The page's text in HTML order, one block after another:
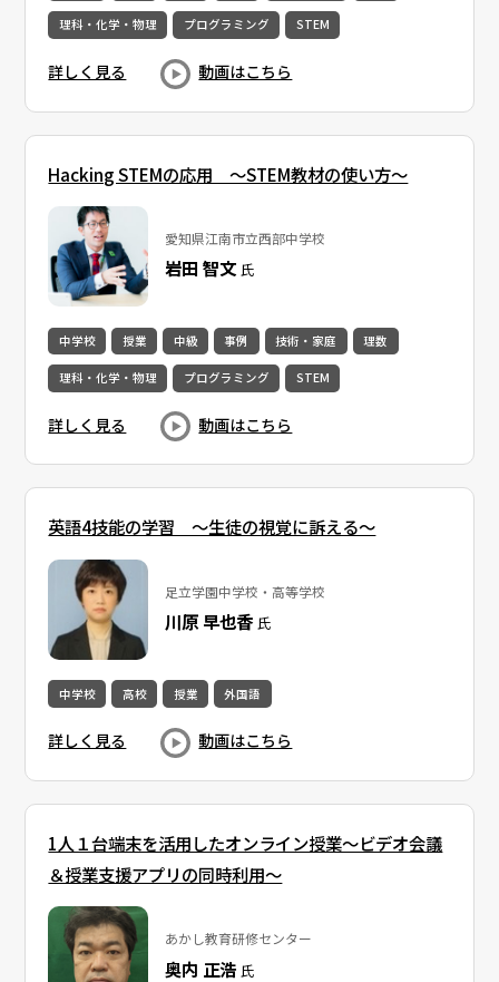
理科・化学・物理 プログラミング STEM
詳しく見る 動画はこちら
Hacking STEMの応用 〜STEM教材の使い方〜
愛知県江南市立西部中学校
岩田 智文 氏
中学校 授業 中級 事例 技術・家庭 理数
理科・化学・物理 プログラミング STEM
詳しく見る 動画はこちら
英語4技能の学習 ～生徒の視覚に訴える～
足立学園中学校・高等学校
川原 早也香 氏
中学校 高校 授業 外国語
詳しく見る 動画はこちら
1人１台端末を活用したオンライン授業～ビデオ会議
＆授業支援アプリの同時利用～
あかし教育研修センター
奥内 正浩 氏